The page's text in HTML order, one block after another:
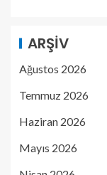
ARŞIV
Ağustos 2026
Temmuz 2026
Haziran 2026
Mayıs 2026